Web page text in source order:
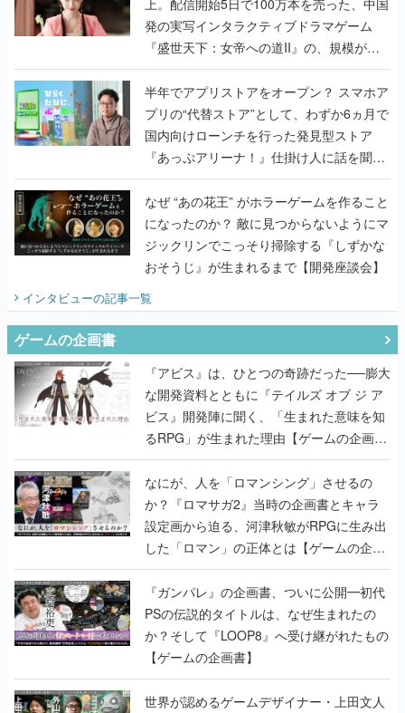
上。配信開始5日で100万本を売った、中国
発の実写インタラクティブドラマゲーム
『盛世天下：女帝への道II』の、規模が違
うこだわりをプロデューサーに聞いた
半年でアプリストアをオープン？ スマホア
プリの“代替ストア”として、わずか6ヵ月で
国内向けローンチを行った発見型ストア
『あっぷアリーナ！』仕掛け人に話を聞い
てみた
なぜ “あの花王” がホラーゲームを作ること
になったのか？ 敵に見つからないようにマ
ジックリンでこっそり掃除する『しずかな
おそうじ』が生まれるまで【開発座談会】
インタビューの記事一覧
ゲームの企画書
『アビス』は、ひとつの奇跡だった──膨大
な開発資料とともに『テイルズ オブ ジ ア
ビス』開発陣に聞く、「生まれた意味を知
るRPG」が生まれた理由【ゲームの企画
書】
なにが、人を「ロマンシング」させるの
か？『ロマサガ2』当時の企画書とキャラ
設定画から迫る、河津秋敏がRPGに生み出
した「ロマン」の正体とは【ゲームの企画
書】
『ガンパレ』の企画書、ついに公開━初代
PSの伝説的タイトルは、なぜ生まれたの
か？そして『LOOP8』へ受け継がれたもの
【ゲームの企画書】
世界が認めるゲームデザイナー・上田文人